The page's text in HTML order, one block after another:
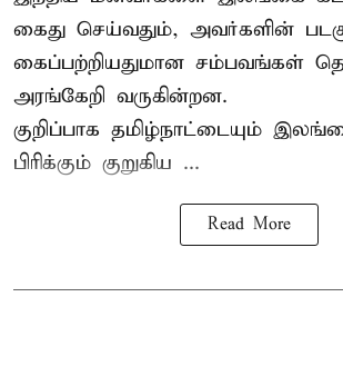
கைது செய்வதும், அவர்களின்
கைப்பற்றியதுமான சம்பவங்கள்
அரங்கேறி வருகின்றன.
குறிப்பாக தமிழ்நாட்டையும்
பிரிக்கும் குறுகிய ...
Read More